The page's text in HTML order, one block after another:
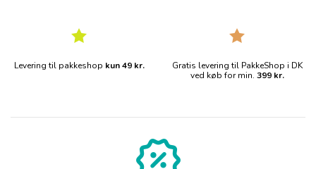
Levering til pakkeshop kun 49 kr.
Gratis levering til PakkeShop i DK
ved køb for min. 399 kr.